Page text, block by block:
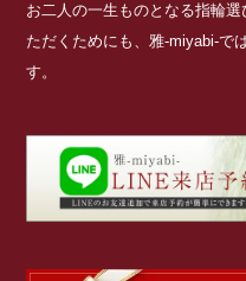
お二人の一生ものとなる指輪
ただくためにも、雅-miyabi-で
す。